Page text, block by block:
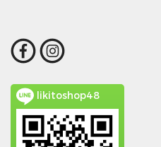
likitoshop48